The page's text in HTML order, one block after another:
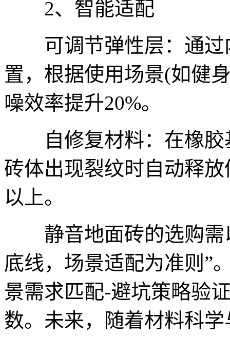
2、智能适配
可调节弹性层：通过
置，根据使用场景(如健
噪效率提升20%。
自修复材料：在橡胶
砖体出现裂纹时自动释
以上。
静音地面砖的选购需
底线，场景适配为准则”
景需求匹配-避坑策略验
数。未来，随着材料科